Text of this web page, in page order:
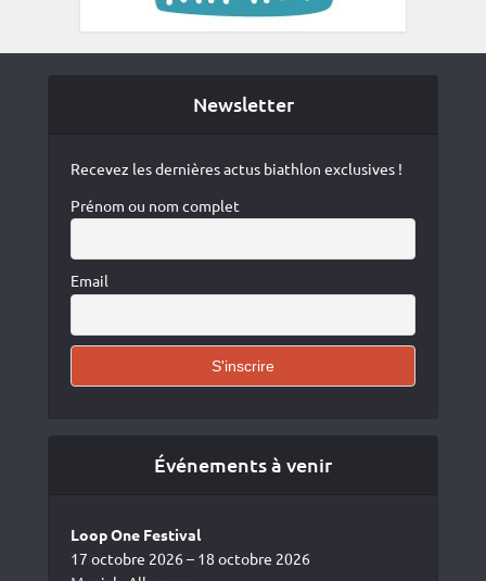
Newsletter
Recevez les dernières actus biathlon exclusives !
Prénom ou nom complet
Email
Événements à venir
Loop One Festival
17 octobre 2026 – 18 octobre 2026